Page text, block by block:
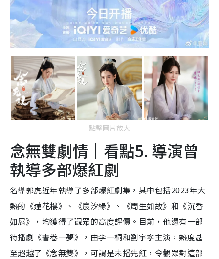
點擊圖片放大
念無雙劇情｜看點5. 導演曾
執導多部爆紅劇
名導郭虎近年執導了多部爆紅劇集，其中包括2023年大
熱的《蓮花樓》、《宸汐緣》、《周生如故》和《沉香
如屑》，均獲得了觀眾的高度評價。目前，他還有一部
待播劇《書卷一夢》，由李一桐和劉宇寧主演，熱度甚
至超越了《念無雙》，可謂是未播先紅，令觀眾對這部